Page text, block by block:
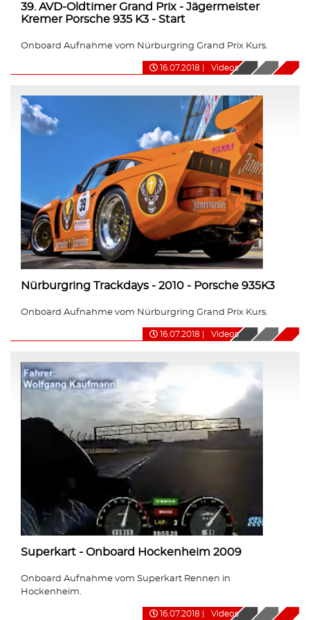
39. AVD-Oldtimer Grand Prix - Jägermeister
Kremer Porsche 935 K3 - Start
Onboard Aufnahme vom Nürburgring Grand Prix Kurs.
16.07.2018 Videos
Nürburgring Trackdays - 2010 - Porsche 935K3
Onboard Aufnahme vom Nürburgring Grand Prix Kurs.
16.07.2018 Videos
Superkart - Onboard Hockenheim 2009
Onboard Aufnahme vom Superkart Rennen in
Hockenheim.
16.07.2018 Videos